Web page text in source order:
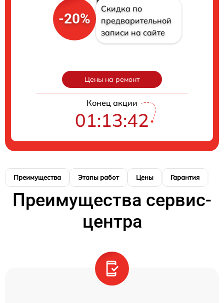
-20%
Скидка по
предварительной
записи на сайте
Цены на ремонт
Конец акции
01:13:40
Преимущества Этапы работ Цены Гарантия
Преимущества сервис-
центра